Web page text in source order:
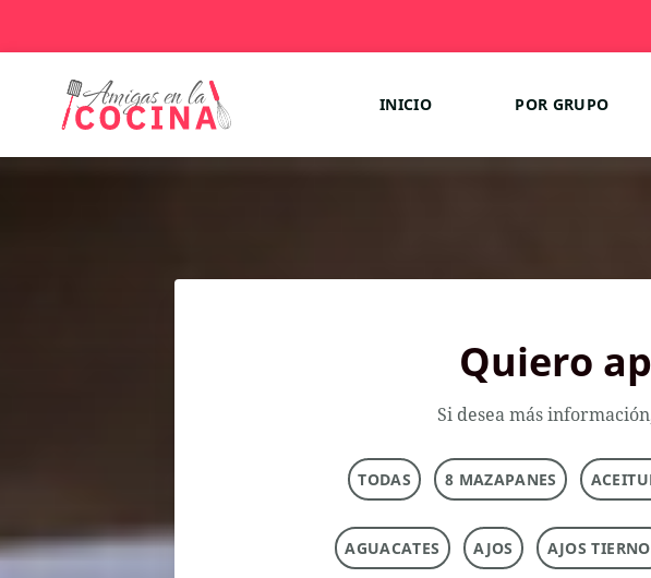
INICIO POR GRUPO
Quiero
Si desea más
TODAS 8 MAZAPANES
AGUACATES AJOS AJOS